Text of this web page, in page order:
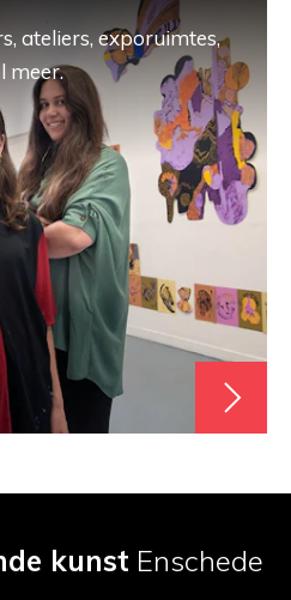
ateliers, exporuimtes,
meer.
kunst Enschede